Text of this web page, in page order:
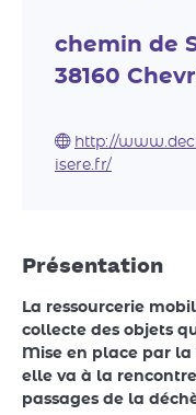
chemin de
38160
http://
isere.fr/
Présentation
La ressourcerie
collecte des objets
Mise en place par
elle va à la
passages de la